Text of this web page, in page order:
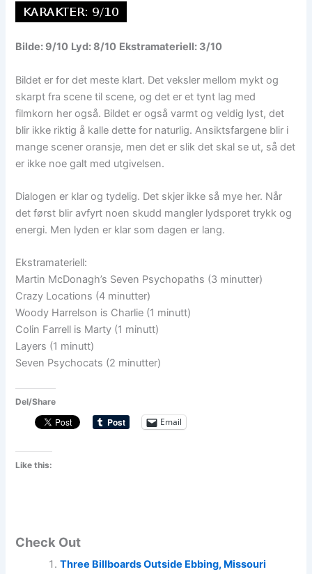
Bilde: 9/10 Lyd: 8/10 Ekstramateriell: 3/10
Bildet er for det meste klart. Det veksler mellom mykt og
skarpt fra scene til scene, og det er et tynt lag med
filmkorn her også. Bildet er også varmt og veldig lyst, det
blir ikke riktig å kalle dette for naturlig. Ansiktsfargene blir i
mange scener oransje, men det er slik det skal se ut, så det
er ikke noe galt med utgivelsen.
Dialogen er klar og tydelig. Det skjer ikke så mye her. Når
det først blir avfyrt noen skudd mangler lydsporet trykk og
energi. Men lyden er klar som dagen er lang.
Ekstramateriell:
Martin McDonagh’s Seven Psychopaths (3 minutter)
Crazy Locations (4 minutter)
Woody Harrelson is Charlie (1 minutt)
Colin Farrell is Marty (1 minutt)
Layers (1 minutt)
Seven Psychocats (2 minutter)
Del/Share
Email
Like this:
Check Out
Three Billboards Outside Ebbing, Missouri